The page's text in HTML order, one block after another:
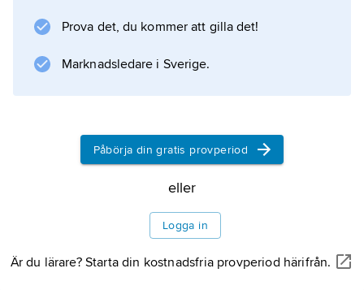
Prova det, du kommer att gilla det!
Marknadsledare i Sverige.
Påbörja din gratis provperiod
eller
Logga in
Är du lärare? Starta din kostnadsfria provperiod härifrån.